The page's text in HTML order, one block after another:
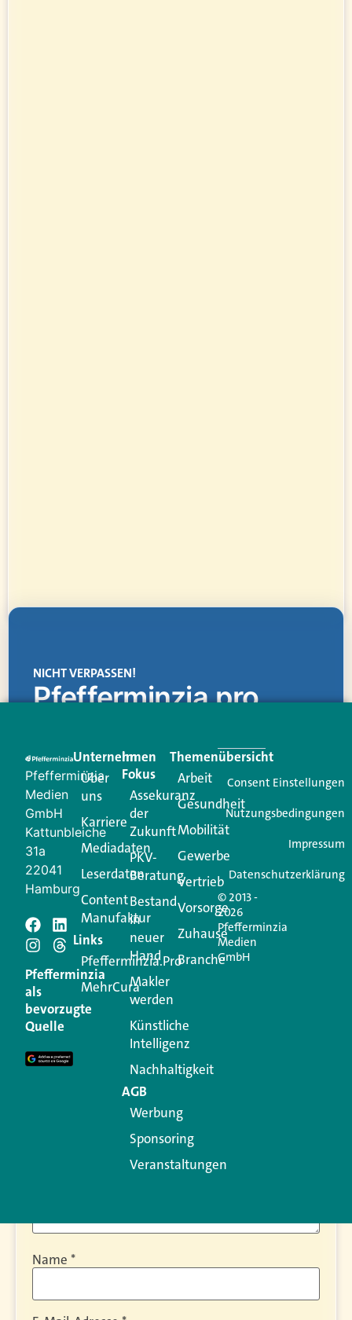
NICHT VERPASSEN!
Pfefferminzia.pro
Creator für Ihre Kundenkommunikation. Alles, was
Ihren Vertriebsalltag leichter macht. Mit nur einem
Login.
Jetzt anmelden
Schreiben Sie einen
Kommentar
Ihre E-Mail-Adresse wird nicht veröffentlicht.
Erforderliche Felder sind mit
Kommentar
Name *
Pfefferminzia
Medien
GmbH
Kattunbleiche
31a
22041
Hamburg
Pfefferminzia
als
bevorzugte
Quelle
Unternehmen
Über
uns
Karriere
Mediadaten
Leserdaten
Content
Manufaktur
Links
Pfefferminzia.Pro
MehrCura
Im
Fokus
Assekuranz
der
Zukunft
PKV-
Beratung
Bestand
in
neuer
Hand
Makler
werden
Künstliche
Intelligenz
Nachhaltigkeit
AGB
Werbung
Sponsoring
Veranstaltungen
Themenübersicht
Arbeit
Gesundheit
Mobilität
Gewerbe
Vertrieb
Vorsorge
Zuhause
Branche
© 2013 -
2026
Pfefferminzia
Medien
GmbH
Consent Einstellungen
Nutzungsbedingungen
Impressum
Datenschutzerklärung